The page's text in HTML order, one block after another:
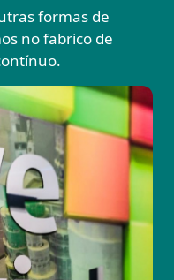
formas de
no fabrico de